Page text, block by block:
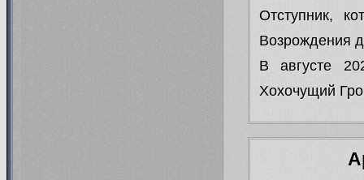
Заключено
посвящённой нашему
Для особо
открывался. Когда это
Временно это ролевая только
Отступник,
Возрождения
В августе
Хохочущий